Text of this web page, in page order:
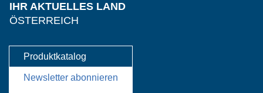
IHR AKTUELLES LAND
ÖSTERREICH
Produktkatalog
Newsletter abonnieren